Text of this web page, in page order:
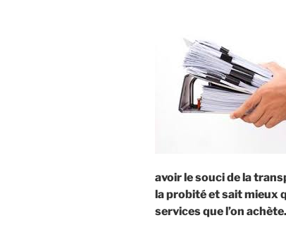
avoir le souci de la
la probité et sait mieux
services que l’on achète.